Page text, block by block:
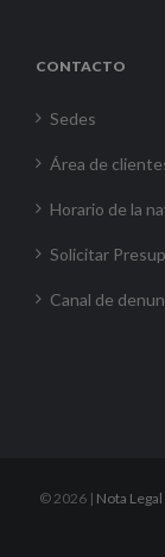
CONTACTO
Sedes
Área de
Horario de la
Solicitar
Canal de
© 2026 | Nota Legal